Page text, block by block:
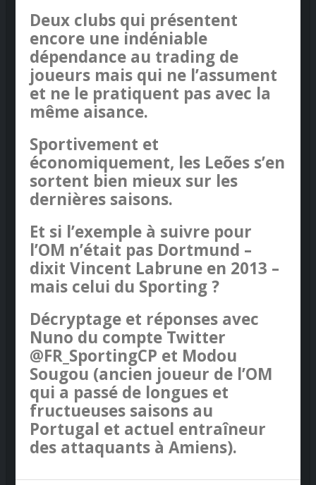
Deux clubs qui présentent
encore une indéniable
dépendance au trading de
joueurs mais qui ne l’assument
et ne le pratiquent pas avec la
même aisance.
Sportivement et
économiquement, les Leões s’en
sortent bien mieux sur les
dernières saisons.
Et si l’exemple à suivre pour
l’OM n’était pas Dortmund –
dixit Vincent Labrune en 2013 –
mais celui du Sporting ?
Décryptage et réponses avec
Nuno du compte Twitter
@FR_SportingCP et Modou
Sougou (ancien joueur de l’OM
qui a passé de longues et
fructueuses saisons au
Portugal et actuel entraîneur
des attaquants à Amiens).